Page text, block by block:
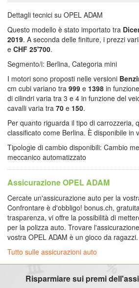
Dettagli tecnici su OPEL ADAM
Questo modello è stato importato tra
2019. A seconda delle finiture, i prezzi
e CHF 25'700.
Segmento/i: Berlina, Categoria mini
I motori sono proposti nelle versioni
cm cubi variano tra 999 e 1398 in
di cilindri varia tra 3 e 4 in funzione del
cavalli varia tra 70 e 150.
Per quanto riguarda il tipo di carrozzeria,
classificato come Berlina. È disponibile in
Tipologie di cambio disponibili: Cambio
meccanico automatizzato
Assicurazione OPEL ADAM
Cercate un'assicurazione auto per la
Confrontare è d'obbligo! bonus.ch,
trasparenza, vi offre la possibilità di
per la polizza auto. Trovare
vostra OPEL ADAM è un gioco da ragazzi.
Tutto sulle assicurazioni auto
Risparmiare sui premi